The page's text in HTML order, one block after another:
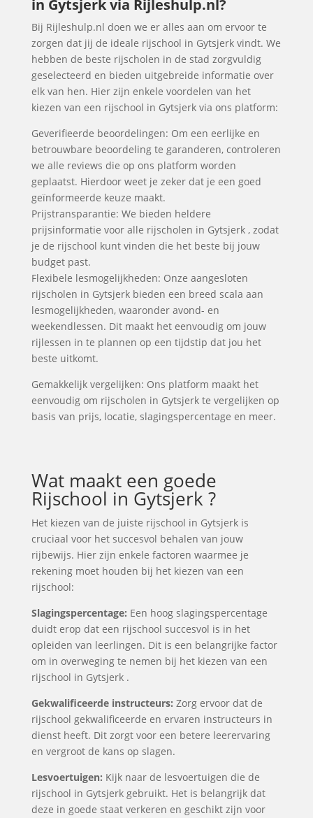
in Gytsjerk via Rijleshulp.nl?
Bij Rijleshulp.nl doen we er alles aan om ervoor te
zorgen dat jij de ideale rijschool in Gytsjerk vindt. We
hebben de beste rijscholen in de stad zorgvuldig
geselecteerd en bieden uitgebreide informatie over
elk van hen. Hier zijn enkele voordelen van het
kiezen van een rijschool in Gytsjerk via ons platform:
Geverifieerde beoordelingen: Om een eerlijke en
betrouwbare beoordeling te garanderen, controleren
we alle reviews die op ons platform worden
geplaatst. Hierdoor weet je zeker dat je een goed
geïnformeerde keuze maakt.
Prijstransparantie: We bieden heldere
prijsinformatie voor alle rijscholen in Gytsjerk , zodat
je de rijschool kunt vinden die het beste bij jouw
budget past.
Flexibele lesmogelijkheden: Onze aangesloten
rijscholen in Gytsjerk bieden een breed scala aan
lesmogelijkheden, waaronder avond- en
weekendlessen. Dit maakt het eenvoudig om jouw
rijlessen in te plannen op een tijdstip dat jou het
beste uitkomt.
Gemakkelijk vergelijken: Ons platform maakt het
eenvoudig om rijscholen in Gytsjerk te vergelijken op
basis van prijs, locatie, slagingspercentage en meer.
Wat maakt een goede
Rijschool in Gytsjerk ?
Het kiezen van de juiste rijschool in Gytsjerk is
cruciaal voor het succesvol behalen van jouw
rijbewijs. Hier zijn enkele factoren waarmee je
rekening moet houden bij het kiezen van een
rijschool:
Slagingspercentage: Een hoog slagingspercentage
duidt erop dat een rijschool succesvol is in het
opleiden van leerlingen. Dit is een belangrijke factor
om in overweging te nemen bij het kiezen van een
rijschool in Gytsjerk .
Gekwalificeerde instructeurs: Zorg ervoor dat de
rijschool gekwalificeerde en ervaren instructeurs in
dienst heeft. Dit zorgt voor een betere leerervaring
en vergroot de kans op slagen.
Lesvoertuigen: Kijk naar de lesvoertuigen die de
rijschool in Gytsjerk gebruikt. Het is belangrijk dat
deze in goede staat verkeren en geschikt zijn voor